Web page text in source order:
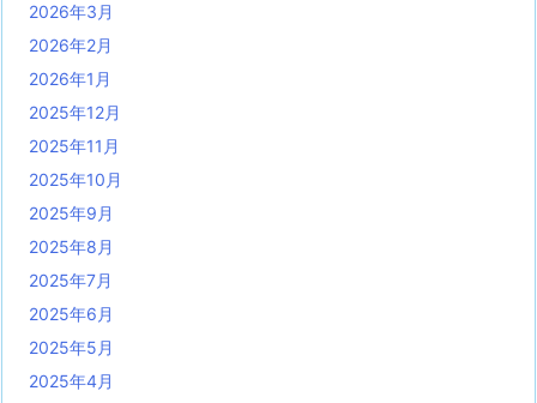
2026年3月
2026年2月
2026年1月
2025年12月
2025年11月
2025年10月
2025年9月
2025年8月
2025年7月
2025年6月
2025年5月
2025年4月